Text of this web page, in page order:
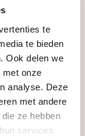
te
te bieden
Ook delen we
met onze
analyse. Deze
met andere
ze hebben
services.